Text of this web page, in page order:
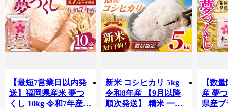
【最短7営業日以内発
送】福岡県産米 夢つ
くし 10kg 令和7年産
新米 コシヒカリ 5kg
令和8年産 【9月以降
順次発送】 精米 一等
【数
産 夢
県産ブ